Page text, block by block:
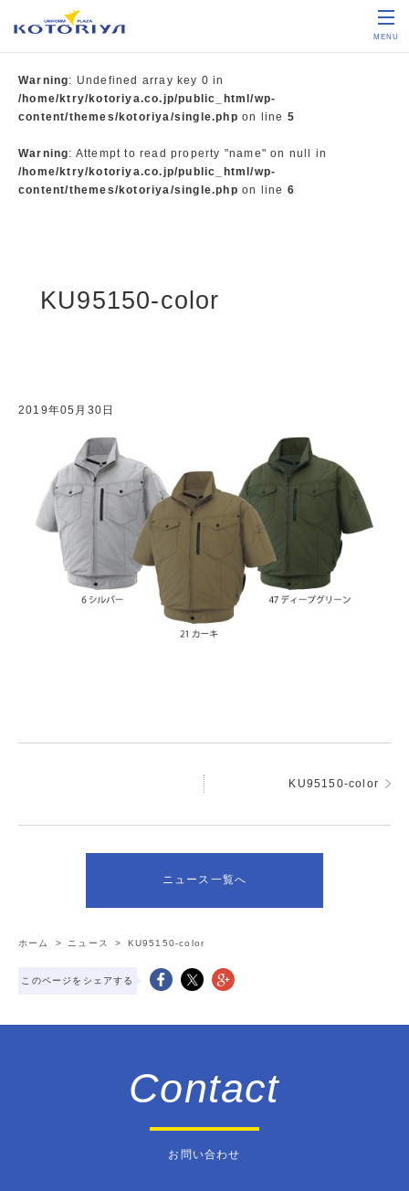
MENU
Warning: Undefined array key 0 in
/home/ktry/kotoriya.co.jp/public_html/wp-
content/themes/kotoriya/single.php on line 5
Warning: Attempt to read property "name" on null in
/home/ktry/kotoriya.co.jp/public_html/wp-
content/themes/kotoriya/single.php on line 6
KU95150-color
2019年05月30日
KU95150-color
ニュース一覧へ
ホーム > ニュース > KU95150-color
このページをシェアする
Contact
お問い合わせ